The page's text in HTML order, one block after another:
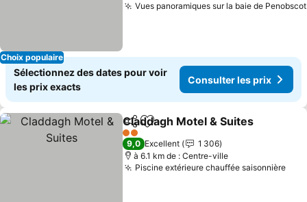
Choix populaire
Vues panoramiques sur la baie de Penobscot
Sélectionnez des dates pour voir
les prix exacts
Consulter les prix
PartagerAjouter à mes favoris
Claddagh Motel & Suites
2 Étoiles
9,0 Excellent
1 306
à 6.1 km de : Centre-ville
Piscine extérieure chauffée saisonnière